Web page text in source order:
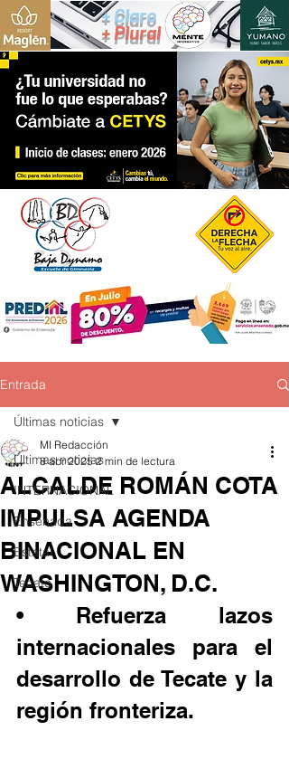
+ Claro
+ Plural
Entrada
Últimas noticias
INTERNACIONAL
Ensenada
Estatal
Tecate
Últimas noticias
ALCALDE ROMÁN COTA
IMPULSA AGENDA
BINACIONAL EN
WASHINGTON, D.C.
MI Redacción
8 abr 2025 2 min de lectura
• Refuerza lazos
internacionales para el
desarrollo de Tecate y la
región fronteriza.